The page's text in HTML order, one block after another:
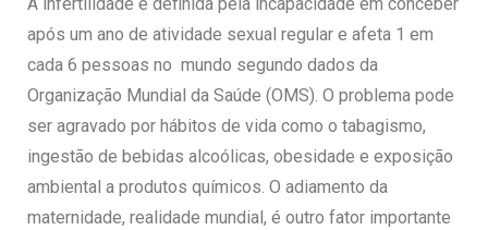
A infertilidade é definida pela incapacidade em conceber
após um ano de atividade sexual regular e afeta 1 em
cada 6 pessoas no mundo segundo dados da
Organização Mundial da Saúde (OMS). O problema pode
ser agravado por hábitos de vida como o tabagismo,
ingestão de bebidas alcoólicas, obesidade e exposição
ambiental a produtos químicos. O adiamento da
maternidade, realidade mundial, é outro fator importante